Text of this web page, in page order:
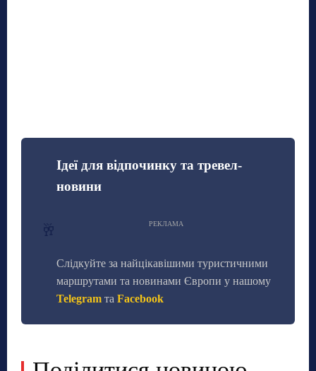
🥂
Ідеї для відпочинку та тревел-
новини
РЕКЛАМА
Слідкуйте за найцікавішими туристичними
маршрутами та новинами Європи у нашому
Telegram та Facebook